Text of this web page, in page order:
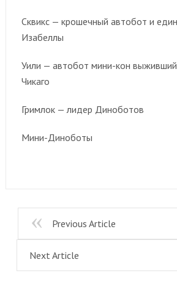
Сквикс — крошечный автобот и
Изабеллы
Уили — автобот мини-кон
Чикаго
Гримлок — лидер Диноботов
Мини-Диноботы
Previous Article
Next Article